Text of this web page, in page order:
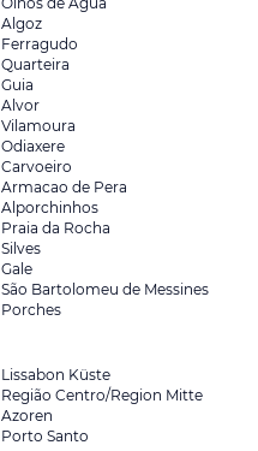
Algoz
Ferragudo
Quarteira
Guia
Alvor
Vilamoura
Odiaxere
Carvoeiro
Armacao de Pera
Alporchinhos
Praia da Rocha
Silves
Gale
São Bartolomeu de Messines
Porches
Lissabon Küste
Região Centro/Region Mitte
Azoren
Porto Santo